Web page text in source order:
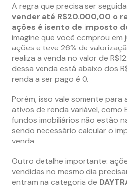
A regra que precisa ser seguida
vender até R$20.000,00 o
ações é isento de imposto
imagine que você comprou em
ações e teve 26% de
realiza a venda no valor de
dessa venda está abaixo dos
renda a ser pago é 0.
Porém, isso vale somente para
ativos de renda variável, como
fundos imobiliários não estão
sendo necessário calcular o
venda.
Outro detalhe importante:
vendidas no mesmo dia
entram na categoria de